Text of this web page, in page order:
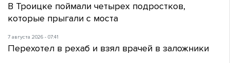
В Троицке поймали четырех подростков,
которые прыгали с моста
7 августа 2026 - 07:41
Перехотел в рехаб и взял врачей в заложники